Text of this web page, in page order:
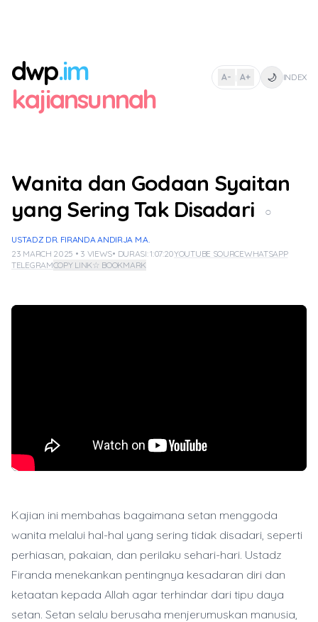
dwp.im
kajiansunnah
A- | A+ 🌙 INDEX
Wanita dan Godaan Syaitan
yang Sering Tak Disadari
○
USTADZ DR. FIRANDA ANDIRJA M.A.
23 MARCH 2025 • 3 VIEWS• DURASI: 1:07:20YOUTUBE SOURCEWHATSAPP
TELEGRAMCOPY LINK☆ BOOKMARK
Kajian ini membahas bagaimana setan menggoda
wanita melalui hal-hal yang sering tidak disadari, seperti
perhiasan, pakaian, dan perilaku sehari-hari. Ustadz
Firanda menekankan pentingnya kesadaran diri dan
ketaatan kepada Allah agar terhindar dari tipu daya
setan. Setan selalu berusaha menjerumuskan manusia,